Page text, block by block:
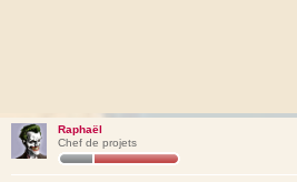
Raphaël
Chef de projets